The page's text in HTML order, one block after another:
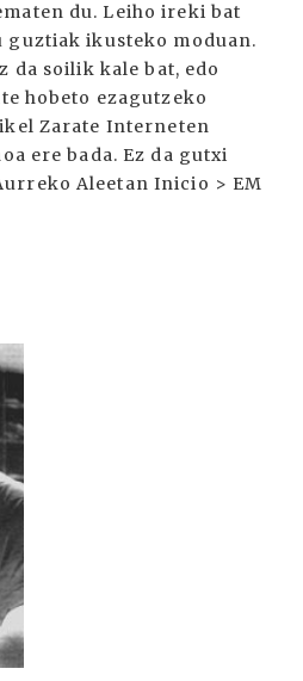
du. Leiho ireki bat
guztiak ikusteko moduan.
da soilik kale bat, edo
hobeto ezagutzeko
Zarate Interneten
ere bada. Ez da gutxi
Aleetan Inicio > EM